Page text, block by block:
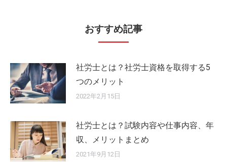
おすすめ記事
社労士とは？社労士資格を取得する5
つのメリット
2022年2月15日
社労士とは？試験内容や仕事内容、年
収、メリットまとめ
2021年9月12日